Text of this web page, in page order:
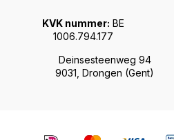
Deinsesteenweg 94
9031, Drongen (Gent)
KVK nummer: BE
1006.794.177